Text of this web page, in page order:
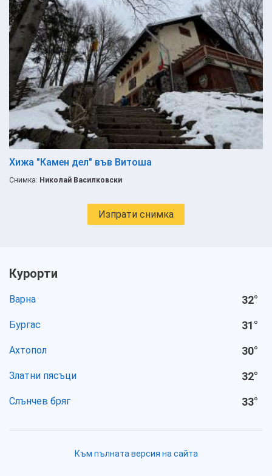
Хижа "Камен дел" във Витоша
Снимка: Николай Василковски
Изпрати снимка
Курорти
Варна 32°
Бургас 31°
Ахтопол 30°
Златни пясъци 32°
Слънчев бряг 33°
Към пълната версия на сайта